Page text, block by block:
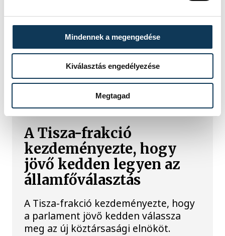
Mindennek a megengedése
Kiválasztás engedélyezése
Megtagad
TOVÁBBI CIKKEK
A Tisza-frakció
kezdeményezte, hogy
jövő kedden legyen az
államfőválasztás
A Tisza-frakció kezdeményezte, hogy
a parlament jövő kedden válassza
meg az új köztársasági elnököt.